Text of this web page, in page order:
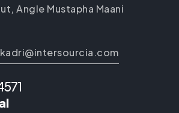
Angle Mustapha Maani